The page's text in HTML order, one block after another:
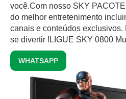
você.Com nosso SKY
do melhor entretenimento
canais e conteúdos exclusivos.‍
se divertir !LIGUE SKY 0800
WHATSAPP